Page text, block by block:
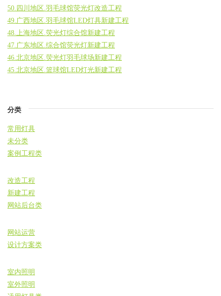
50.四川地区.羽毛球馆荧光灯改造工程
49.广西地区.羽毛球馆LED灯具新建工程
48.上海地区.荧光灯综合馆新建工程
47.广东地区.综合馆荧光灯新建工程
46.北京地区.荧光灯羽毛球场新建工程
45.北京地区.篮球馆LED灯光新建工程
分类
常用灯具
未分类
案例工程类
改造工程
新建工程
网站后台类
网站运营
设计方案类
室内照明
室外照明